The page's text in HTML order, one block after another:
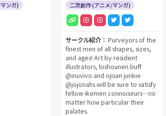
ンガ) 二次創作 (アニメ/マンガ)
サークル紹介： Purveyors of the
finest men of all shapes, sizes,
and ages! Art by resident
illustrators, bishounen buff
@inuvivo and ojisan junkie
@jojonahs will be sure to satisfy
fellow ikemen connoiseurs—no
matter how particular their
palates.